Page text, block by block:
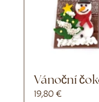
Vánoční
19,80€